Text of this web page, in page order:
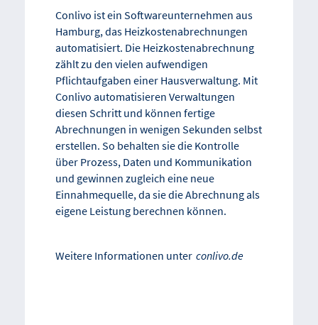
Conlivo ist ein Softwareunternehmen aus
Hamburg, das Heizkostenabrechnungen
automatisiert. Die Heizkostenabrechnung
zählt zu den vielen aufwendigen
Pflichtaufgaben einer Hausverwaltung. Mit
Conlivo automatisieren Verwaltungen
diesen Schritt und können fertige
Abrechnungen in wenigen Sekunden selbst
erstellen. So behalten sie die Kontrolle
über Prozess, Daten und Kommunikation
und gewinnen zugleich eine neue
Einnahmequelle, da sie die Abrechnung als
eigene Leistung berechnen können.
Weitere Informationen unter conlivo.de